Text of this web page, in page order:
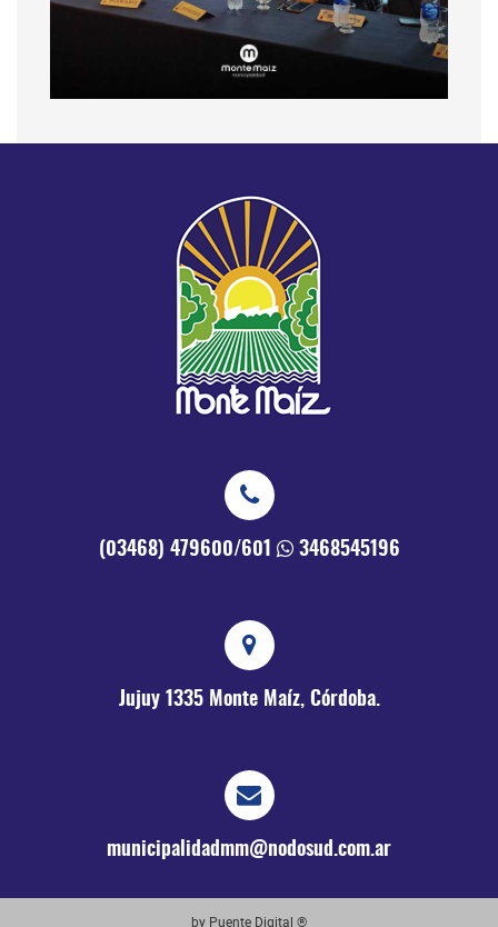
(03468) 479600/601 3468545196
Jujuy 1335 Monte Maíz, Córdoba.
municipalidadmm@nodosud.com.ar
by Puente Digital ®